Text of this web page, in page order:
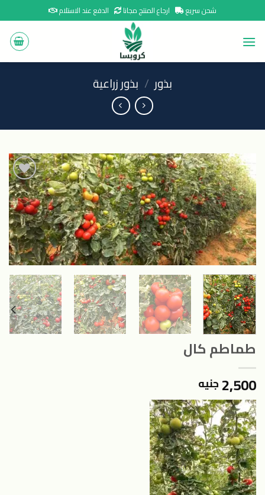
to
content
شحن سريع ارجاع المنتج مجانا الدفع عند الاستلام
بذور / بذور زراعية
اضافة
الى
المنتجات
المفضلة
طماطم كال
2,500 جنيه